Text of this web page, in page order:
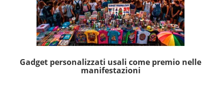
Gadget personalizzati usali come premio nelle
manifestazioni